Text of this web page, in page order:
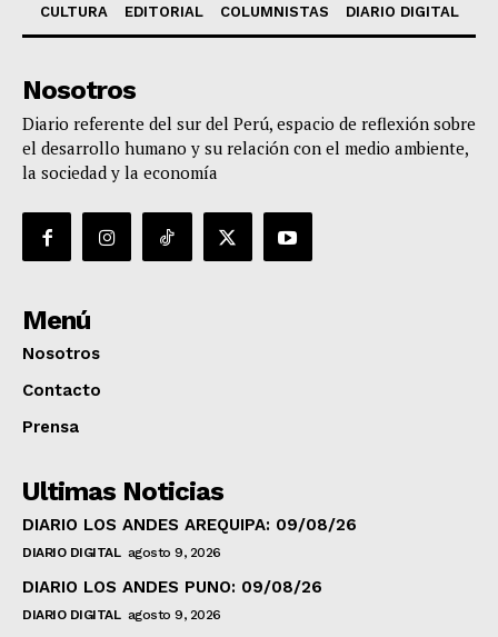
CULTURA
EDITORIAL COLUMNISTAS DIARIO DIGITAL
Nosotros
Diario referente del sur del Perú, espacio de reflexión sobre
el desarrollo humano y su relación con el medio ambiente,
la sociedad y la economía
Menú
Nosotros
Contacto
Prensa
Ultimas Noticias
DIARIO LOS ANDES AREQUIPA: 09/08/26
DIARIO DIGITAL agosto 9, 2026
DIARIO LOS ANDES PUNO: 09/08/26
DIARIO DIGITAL agosto 9, 2026